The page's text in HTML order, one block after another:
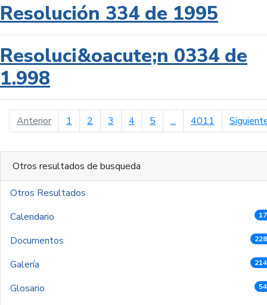
Resolución 334 de 1995
Resoluci&oacute;n 0334 de
1.998
Anteriorpágina anterior
1 2 3 4 5 ... 4011
Otros resultados de busqueda
Otros Resultados
Calendario
Documentos
Galería
Glosario